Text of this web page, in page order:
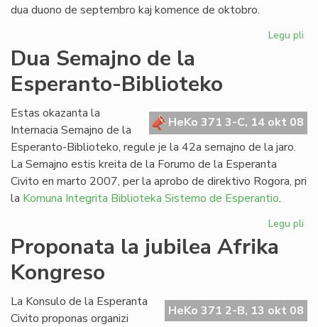
dua duono de septembro kaj komence de oktobro.
Legu pli
ro
Dua Semajno de la
Esperanto-Biblioteko
HeKo 371 3-C, 14 okt 08
Estas okazanta la
Internacia Semajno de la
Esperanto-Biblioteko, regule je la 42a semajno de la jaro.
La Semajno estis kreita de la Forumo de la Esperanta
Civito en marto 2007, per la aprobo de direktivo Rogora, pri
la Komuna Integrita Biblioteka Sistemo de Esperantio.
Legu pli
Proponata la jubilea Afrika
Kongreso
HeKo 371 2-B, 13 okt 08
La Konsulo de la Esperanta
Civito proponas organizi